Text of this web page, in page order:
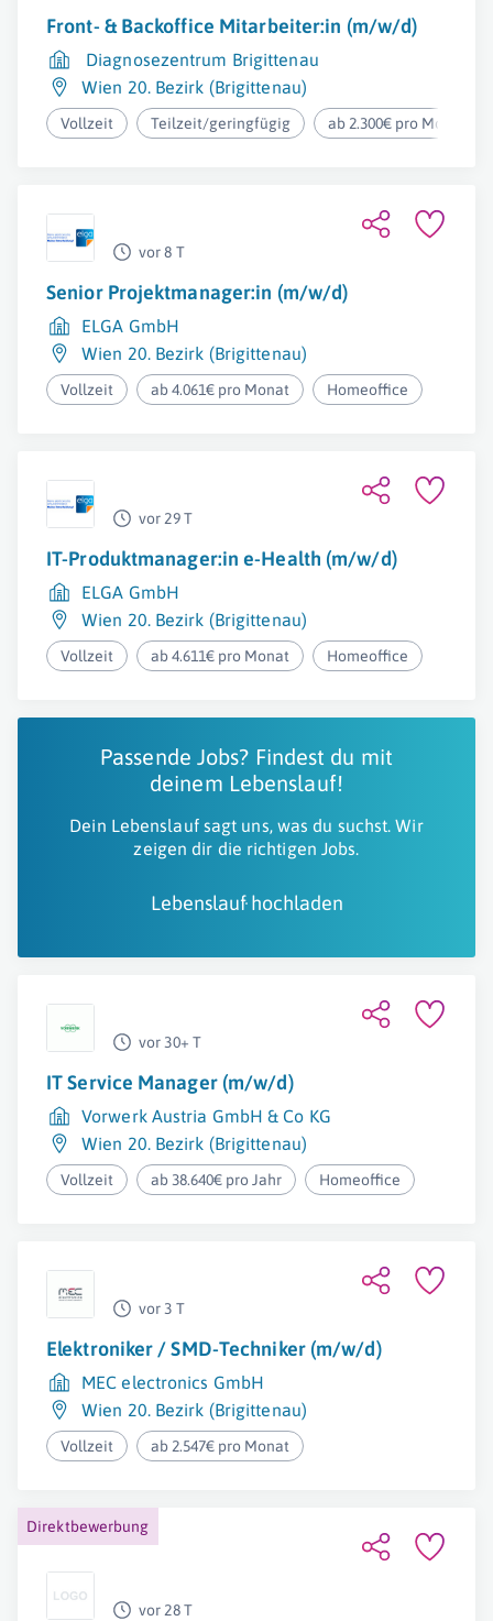
Front- & Backoffice Mitarbeiter:in (m/w/d)
Diagnosezentrum Brigittenau
Wien 20. Bezirk (Brigittenau)
Vollzeit Teilzeit/geringfügig ab 2.300€ pro Monat
vor 8 T
Senior Projektmanager:in (m/w/d)
ELGA GmbH
Wien 20. Bezirk (Brigittenau)
Vollzeit ab 4.061€ pro Monat Homeoffice
vor 29 T
IT-Produktmanager:in e-Health (m/w/d)
ELGA GmbH
Wien 20. Bezirk (Brigittenau)
Vollzeit ab 4.611€ pro Monat Homeoffice
Passende Jobs? Findest du mit
deinem Lebenslauf!
Dein Lebenslauf sagt uns, was du suchst. Wir
zeigen dir die richtigen Jobs.
Lebenslauf hochladen
vor 30+ T
IT Service Manager (m/w/d)
Vorwerk Austria GmbH & Co KG
Wien 20. Bezirk (Brigittenau)
Vollzeit ab 38.640€ pro Jahr Homeoffice
vor 3 T
Elektroniker / SMD-Techniker (m/w/d)
MEC electronics GmbH
Wien 20. Bezirk (Brigittenau)
Vollzeit ab 2.547€ pro Monat
Direktbewerbung
vor 28 T